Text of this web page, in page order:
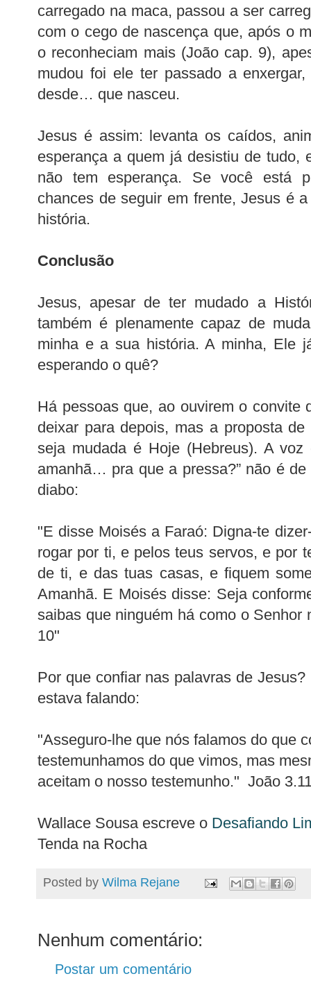
carregado na maca, passou a ser
com o cego de nascença que, após o
o reconheciam mais (João cap. 9),
mudou foi ele ter passado a
desde… que nasceu.
Jesus é assim: levanta os caídos,
esperança a quem já desistiu de tudo,
não tem esperança. Se você está
chances de seguir em frente, Jesus é
história.
Conclusão
Jesus, apesar de ter mudado a
também é plenamente capaz de
minha e a sua história. A minha, Ele
esperando o quê?
Há pessoas que, ao ouvirem o convite
deixar para depois, mas a proposta
seja mudada é Hoje (Hebreus). A voz
amanhã… pra que a pressa?” não é
diabo:
"E disse Moisés a Faraó: Digna-te
rogar por ti, e pelos teus servos, e por
de ti, e das tuas casas, e fiquem
Amanhã. E Moisés disse: Seja
saibas que ninguém há como o Senhor
10"
Por que confiar nas palavras de
estava falando:
"Asseguro-lhe que nós falamos do que
testemunhamos do que vimos, mas
aceitam o nosso testemunho." João
Wallace Sousa escreve o Desafiando
Tenda na Rocha
Posted by Wilma Rejane
Nenhum comentário:
Postar um comentário